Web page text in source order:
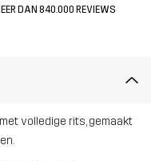
DAN 840.000 REVIEWS
volledige rits, gemaakt